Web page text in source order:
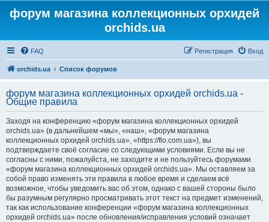
форум магазина коллекционных орхидей
orchids.ua
FAQ Вход
Регистрация
orchids.ua Список форумов
форум магазина коллекционных орхидей orchids.ua -
Общие правила
Заходя на конференцию «форум магазина коллекционных орхидей
orchids.ua» (в дальнейшем «мы», «наш», «форум магазина
коллекционных орхидей orchids.ua», «https://flo.com.ua»), вы
подтверждаете своё согласие со следующими условиями. Если вы не
согласны с ними, пожалуйста, не заходите и не пользуйтесь форумами
«форум магазина коллекционных орхидей orchids.ua». Мы оставляем за
собой право изменять эти правила в любое время и сделаем всё
возможное, чтобы уведомить вас об этом, однако с вашей стороны было
бы разумным регулярно просматривать этот текст на предмет изменений,
так как использование конференции «форум магазина коллекционных
орхидей orchids.ua» после обновления/исправления условий означает